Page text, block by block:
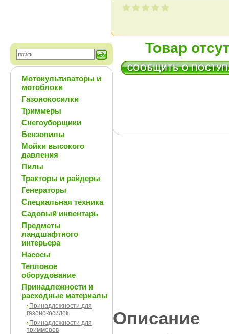
Мотокультиваторы и
мотоблоки
Газонокосилки
Триммеры
Снегоуборщики
Бензопилы
Мойки высокого
давления
Пилы
Тракторы и райдеры
Генераторы
Специальная техника
Садовый инвентарь
Предметы
ландшафтного
интерьера
Насосы
Тепловое
оборудование
Принадлежности и
расходные материалы
Принадлежности для
газонокосилок
Принадлежности для
триммеров
Товар
Описание